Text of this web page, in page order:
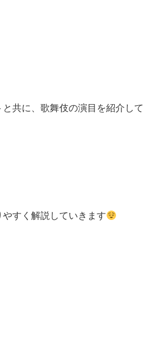
共に、歌舞伎の演目を紹介して
すく解説していきます